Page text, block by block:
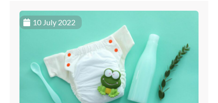
10 July 2022